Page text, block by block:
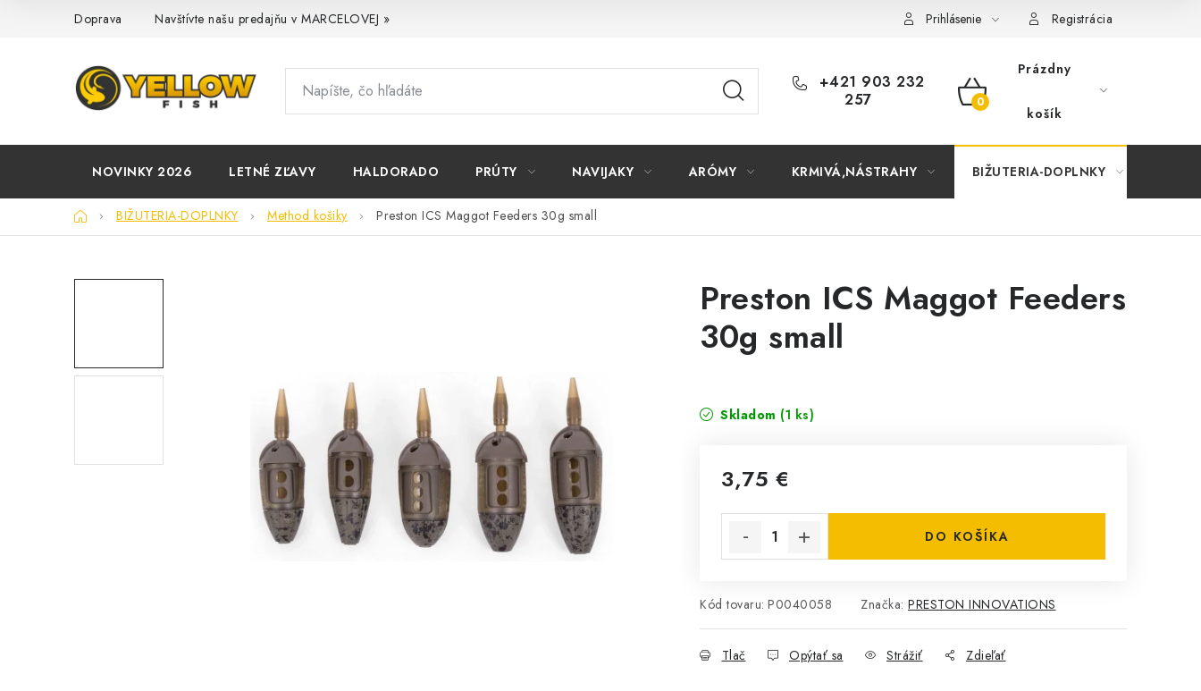
Doprava Navštívte našu predajňu v MARCELOVEJ » Prihlásenie Registrácia
+421 903 232
257
NÁKUPNÝ
Prázdny
košík
NOVINKY 2026 LETNÉ ZĽAVY HALDORADO PRÚTY NAVIJAKY ARÓMY KRMIVÁ,NÁSTRAHY BIŽUTERIA-DOPLNKY
DomovBIŽUTERIA-DOPLNKY Method košiky Preston ICS Maggot Feeders 30g small
Preston ICS Maggot Feeders
30g small
Skladom (1 ks)
3,75 €
DO KOŠÍKA
Kód tovaru: P0040058 Značka: PRESTON INNOVATIONS
Tlač Opýtať sa Strážiť Zdieľať